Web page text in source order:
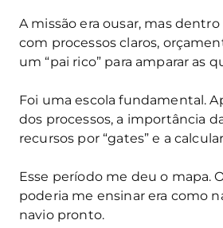
A missão era ousar, mas
com processos claros,
um “pai rico” para amparar as
Foi uma escola fundamental.
dos processos, a importância
recursos por “gates” e a
Esse período me deu o mapa.
poderia me ensinar era como
navio pronto.